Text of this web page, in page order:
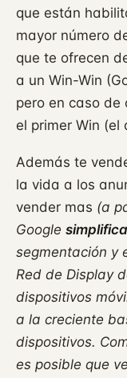
que están
mayor número
que te ofrecen
a un Win-Win
pero en caso de
el primer Win (el
Además te
la vida a los
vender mas (a
Google
segmentación y
Red de Display
dispositivos
a la creciente
dispositivos.
es posible que